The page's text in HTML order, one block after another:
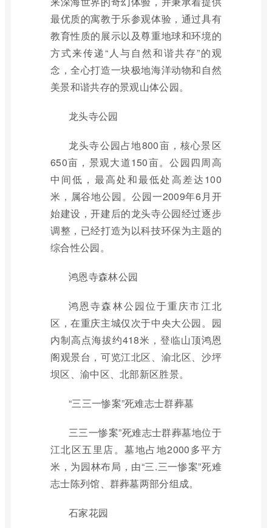
最优质的寓教于乐参观体验，通过具有
教育性质的展示以及尊重地球和环境的
方式来传递“人与自然和谐共存”的观
念，全心打造一块极地海洋动物和自然
美景和谐共存的景观山体公园。
龙头寺公园
龙头寺公园占地800亩，核心景区
650亩，景观大道150亩。公园四周高
中间低，最高处和最低处高差达100
米，属谷地公园。公园一2009年6月开
始建设，开建后的龙头寺公园经过逐步
调整，已经打造为以科技环保为主题的
综合性公园。
鸿恩寺森林公园
鸿恩寺森林公园位于重庆市江北
区，在重庆主城仅次于中央大公园。园
内制高点海拔约418米，登临山顶鸿恩
阁观景台，可览江北区、渝北区、沙坪
坝区、渝中区、北部新区胜景。
“三三一惨案”死难志士群葬墓
三三一惨案”死难志士群葬墓地位于
江北区五里店。墓地占地2000多平方
米，为园林布局，由“三.三一惨案”死难
志士陈列馆、群葬墓两部分组成。
石家花园